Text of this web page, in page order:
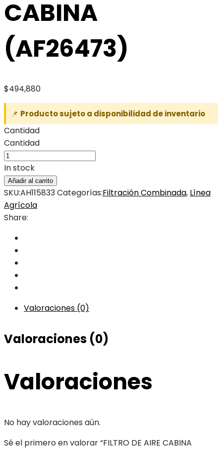
CABINA
(AF26473)
$494,880
📌 Producto sujeto a disponibilidad de inventario
Cantidad
Cantidad
In stock
Añadir al carrito
SKU:AH115833Categorías:Filtración Combinada, Línea
Agrícola
Share:
Valoraciones (0)
Valoraciones (0)
Valoraciones
No hay valoraciones aún.
Sé el primero en valorar “FILTRO DE AIRE CABINA